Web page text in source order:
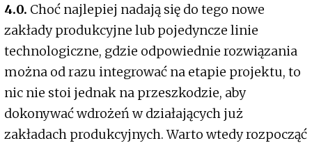
4.0. Choć najlepiej nadają się do tego nowe
zakłady produkcyjne lub pojedyncze linie
technologiczne, gdzie odpowiednie rozwiązania
można od razu integrować na etapie projektu, to
nic nie stoi jednak na przeszkodzie, aby
dokonywać wdrożeń w działających już
zakładach produkcyjnych. Warto wtedy rozpocząć